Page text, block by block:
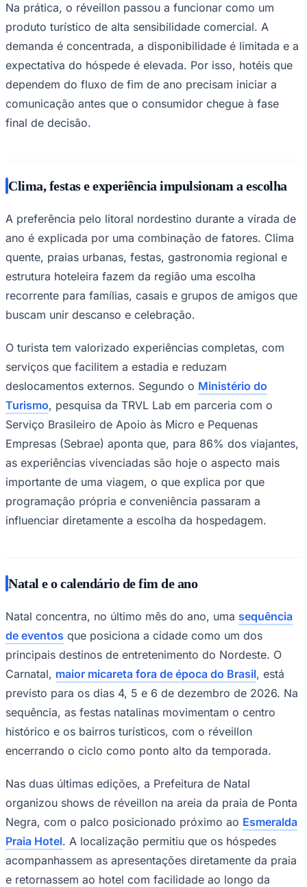
Corinthians
Palmeiras
São Paulo
Na prática, o réveillon passou a funcionar como um
produto turístico de alta sensibilidade comercial. A
demanda é concentrada, a disponibilidade é limitada e a
expectativa do hóspede é elevada. Por isso, hotéis que
dependem do fluxo de fim de ano precisam iniciar a
comunicação antes que o consumidor chegue à fase
final de decisão.
Clima, festas e experiência impulsionam a escolha
A preferência pelo litoral nordestino durante a virada de
ano é explicada por uma combinação de fatores. Clima
quente, praias urbanas, festas, gastronomia regional e
estrutura hoteleira fazem da região uma escolha
recorrente para famílias, casais e grupos de amigos que
buscam unir descanso e celebração.
O turista tem valorizado experiências completas, com
serviços que facilitem a estadia e reduzam
deslocamentos externos. Segundo o Ministério do
Turismo, pesquisa da TRVL Lab em parceria com o
Serviço Brasileiro de Apoio às Micro e Pequenas
Empresas (Sebrae) aponta que, para 86% dos viajantes,
as experiências vivenciadas são hoje o aspecto mais
importante de uma viagem, o que explica por que
programação própria e conveniência passaram a
influenciar diretamente a escolha da hospedagem.
Natal e o calendário de fim de ano
Natal concentra, no último mês do ano, uma sequência
de eventos que posiciona a cidade como um dos
principais destinos de entretenimento do Nordeste. O
Carnatal, maior micareta fora de época do Brasil, está
previsto para os dias 4, 5 e 6 de dezembro de 2026. Na
sequência, as festas natalinas movimentam o centro
histórico e os bairros turísticos, com o réveillon
encerrando o ciclo como ponto alto da temporada.
Nas duas últimas edições, a Prefeitura de Natal
organizou shows de réveillon na areia da praia de Ponta
Negra, com o palco posicionado próximo ao Esmeralda
Praia Hotel. A localização permitiu que os hóspedes
acompanhassem as apresentações diretamente da praia
e retornassem ao hotel com facilidade ao longo da